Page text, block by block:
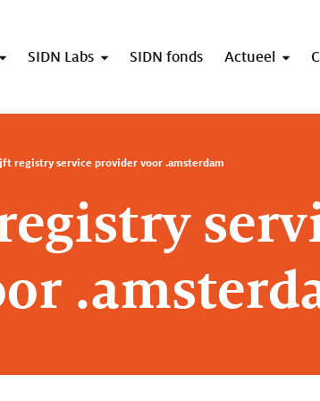
SIDN Labs SIDN fonds Actueel
registry service provider voor .amsterdam